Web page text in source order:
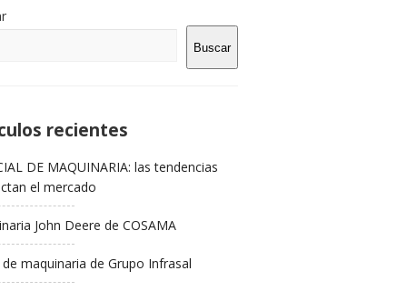
Buscar
recientes
DE MAQUINARIA: las tendencias
el mercado
John Deere de COSAMA
maquinaria de Grupo Infrasal